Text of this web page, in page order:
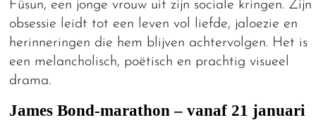
Füsun, een jonge vrouw uit zijn sociale kringen. Zijn
obsessie leidt tot een leven vol liefde, jaloezie en
herinneringen die hem blijven achtervolgen. Het is
een melancholisch, poëtisch en prachtig visueel
drama.
James Bond-marathon – vanaf 21 januari